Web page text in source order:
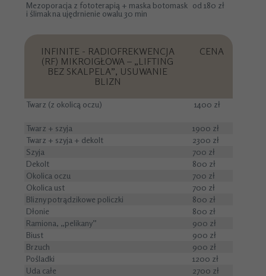
Mezoporacja z fototerapią + maska botomask
i ślimak na ujędrnienie owalu 30 min
od 180 zł
INFINITE - RADIOFREKWENCJA
(RF) MIKROIGŁOWA – „LIFTING
BEZ SKALPELA”, USUWANIE
BLIZN
CENA
Twarz (z okolicą oczu) 1400 zł
Twarz + szyja
1900 zł
Twarz + szyja + dekolt
2300 zł
Szyja
700 zł
Dekolt
800 zł
Okolica oczu
700 zł
Okolica ust
700 zł
Blizny potrądzikowe policzki
800 zł
Dłonie
800 zł
Ramiona, „pelikany”
900 zł
Biust
900 zł
Brzuch
900 zł
Pośladki
1200 zł
Uda całe
2700 zł